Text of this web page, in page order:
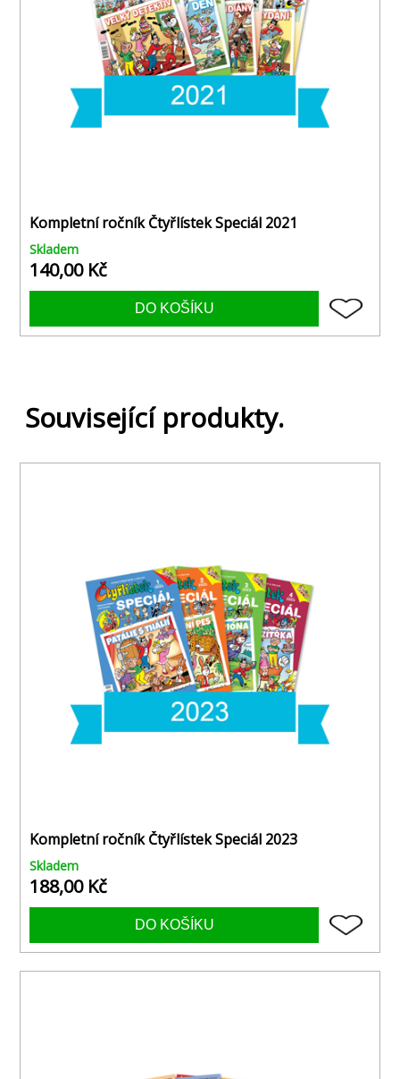
Kompletní ročník Čtyřlístek Speciál 2021
Skladem
140,00 Kč
Související produkty.
Kompletní ročník Čtyřlístek Speciál 2023
Skladem
188,00 Kč